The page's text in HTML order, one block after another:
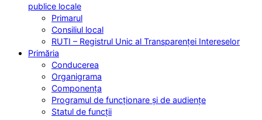
publice locale
Primarul
Consiliul local
RUTI – Registrul Unic al Transparenței Intereselor
Primăria
Conducerea
Organigrama
Componența
Programul de funcționare și de audiențe
Statul de funcții